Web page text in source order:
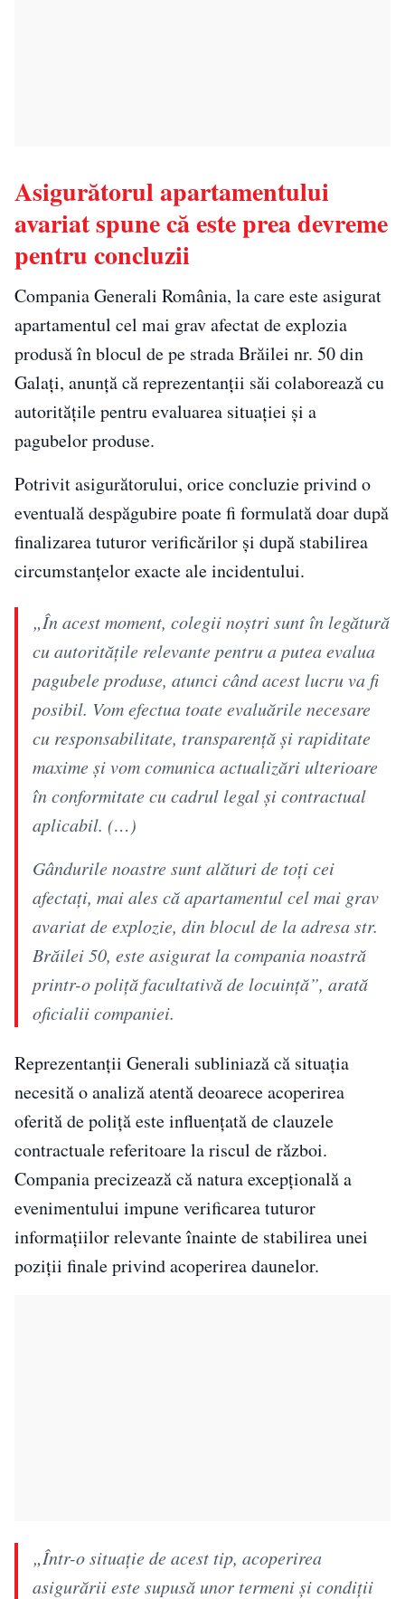
Asigurătorul apartamentului
avariat spune că este prea devreme
pentru concluzii
Compania Generali România, la care este asigurat
apartamentul cel mai grav afectat de explozia
produsă în blocul de pe strada Brăilei nr. 50 din
Galați, anunță că reprezentanții săi colaborează cu
autoritățile pentru evaluarea situației și a
pagubelor produse.
Potrivit asigurătorului, orice concluzie privind o
eventuală despăgubire poate fi formulată doar după
finalizarea tuturor verificărilor și după stabilirea
circumstanțelor exacte ale incidentului.
„În acest moment, colegii noştri sunt în legătură
cu autorităţile relevante pentru a putea evalua
pagubele produse, atunci când acest lucru va fi
posibil. Vom efectua toate evaluările necesare
cu responsabilitate, transparenţă şi rapiditate
maxime şi vom comunica actualizări ulterioare
în conformitate cu cadrul legal şi contractual
aplicabil. (…)
Gândurile noastre sunt alături de toţi cei
afectaţi, mai ales că apartamentul cel mai grav
avariat de explozie, din blocul de la adresa str.
Brăilei 50, este asigurat la compania noastră
printr-o poliţă facultativă de locuinţă”, arată
oficialii companiei.
Reprezentanții Generali subliniază că situația
necesită o analiză atentă deoarece acoperirea
oferită de poliță este influențată de clauzele
contractuale referitoare la riscul de război.
Compania precizează că natura excepțională a
evenimentului impune verificarea tuturor
informațiilor relevante înainte de stabilirea unei
poziții finale privind acoperirea daunelor.
„Într-o situaţie de acest tip, acoperirea
asigurării este supusă unor termeni şi condiţii